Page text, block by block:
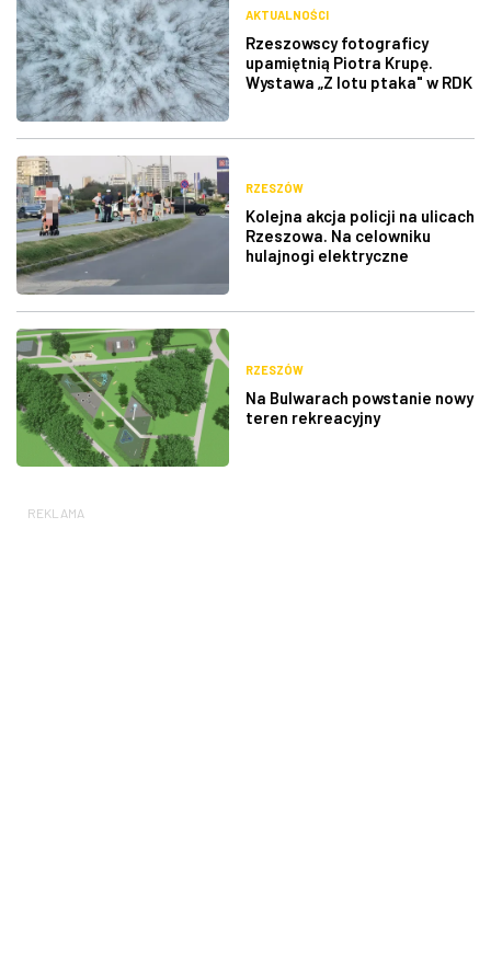
AKTUALNOŚCI
Rzeszowscy fotograficy
upamiętnią Piotra Krupę.
Wystawa „Z lotu ptaka" w RDK
RZESZÓW
Kolejna akcja policji na ulicach
Rzeszowa. Na celowniku
hulajnogi elektryczne
RZESZÓW
Na Bulwarach powstanie nowy
teren rekreacyjny
REKLAMA